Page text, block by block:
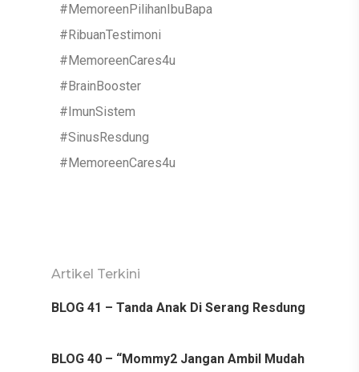
#MemoreenPilihanIbuBapa
#RibuanTestimoni
#MemoreenCares4u
#BrainBooster
#ImunSistem
#SinusResdung
#MemoreenCares4u
Artikel Terkini
BLOG 41 – Tanda Anak Di Serang Resdung
BLOG 40 – “Mommy2 Jangan Ambil Mudah